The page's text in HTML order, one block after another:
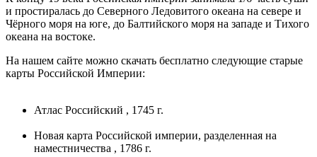
и простиралась до Северного Ледовитого океана на севере и
Чёрного моря на юге, до Балтийского моря на западе и Тихого
океана на востоке.
На нашем сайте можно скачать бесплатно следующие старые
карты Российской Империи:
Атлас Российский , 1745 г.
Новая карта Российской империи, разделенная на
наместничества , 1786 г.